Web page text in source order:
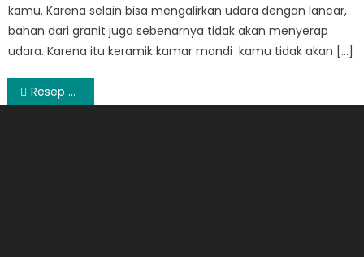
kamu. Karena selain bisa mengalirkan udara dengan lancar,
bahan dari granit juga sebenarnya tidak akan menyerap
udara. Karena itu keramik kamar mandi kamu tidak akan […]
Post
Resep Babat Gongso Beserta Cara Pembuatanya yang Mudah